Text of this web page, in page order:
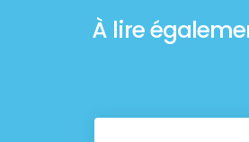
À lire